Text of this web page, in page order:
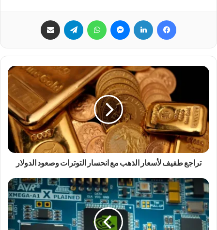
فيسبوك لينكدإن ماسنجر واتساب تيلقرام
تراجع طفيف لأسعار الذهب مع انحسار التوترات وصعود الدولار